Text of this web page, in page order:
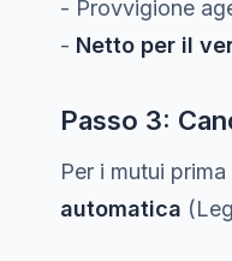
- Provvigione
- Netto per il
Passo 3:
Per i mutui
automatica